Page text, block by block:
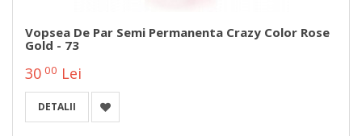
Vopsea De Par Semi Permanenta Crazy Color Rose
Gold - 73
30 00 Lei
DETALII